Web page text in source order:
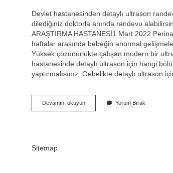
Devlet hastanesinden detaylı ultrason
dilediğiniz doktorla anında randevu
ARAŞTIRMA HASTANESİ1 Mart 2022
haftalar arasında bebeğin anormal
Yüksek çözünürlükte çalışan modern bir
hastanesinde detaylı ultrason için hangi
yaptırmalısınız. Gebelikte detaylı ultrason
Devamını okuyunDevlet
Hastanesinde
Yorum Bırak
Sitemap